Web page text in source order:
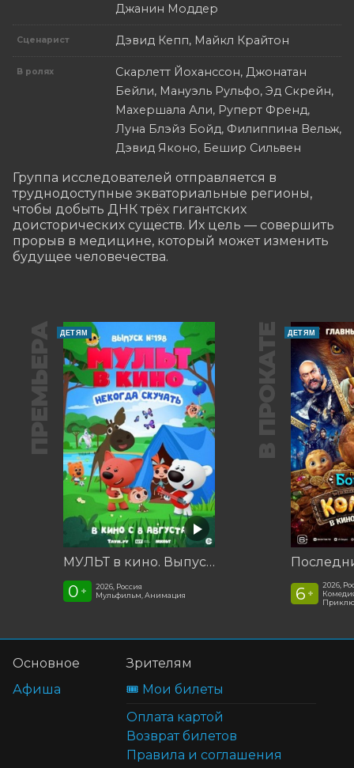
Джанин Моддер
Сценарист Дэвид Кепп, Майкл Крайтон
В ролях
Скарлетт Йоханссон, Джонатан
Бейли, Мануэль Рульфо, Эд Скрейн,
Махершала Али, Руперт Френд,
Луна Блэйз Бойд, Филиппина Вельж,
Дэвид Яконо, Бешир Сильвен
Группа исследователей отправляется в
труднодоступные экваториальные регионы,
чтобы добыть ДНК трёх гигантских
доисторических существ. Их цель — совершить
прорыв в медицине, который может изменить
будущее человечества.
ПРЕМЬЕРА ДЕТЯМ
МУЛЬТ в кино. Выпуск №198. Некогда скучать
0 +
2026, Россия
Мульфильм, Анимация
В ПРОКАТЕ ДЕТЯМ
6 +
2026,
Основное
Афиша
Зрителям
🎟️ Мои билеты
Оплата картой
Возврат билетов
Правила и соглашения